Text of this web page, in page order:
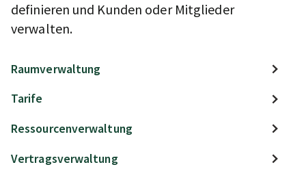
definieren und Kunden oder Mitglieder
verwalten.
Raumverwaltung
Tarife
Ressourcenverwaltung
Vertragsverwaltung